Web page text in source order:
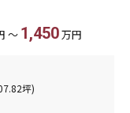
～ 1,450万円
坪)